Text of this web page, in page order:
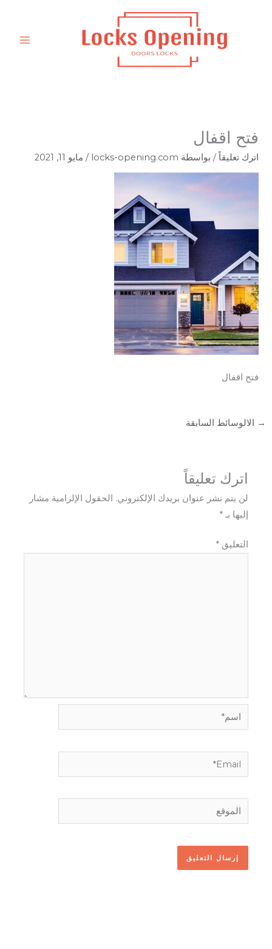
فتح اقفال
اترك تعليقاً / بواسطة locks-opening.com
/ مايو 11, 2021
فتح اقفال
→ الالوسائط السابقة
اترك تعليقاً
لن يتم نشر عنوان بريدك الإلكتروني. الحقول الإلزامية مشار
إليها بـ*
التعليق*
اسم*
Email*
الموقع